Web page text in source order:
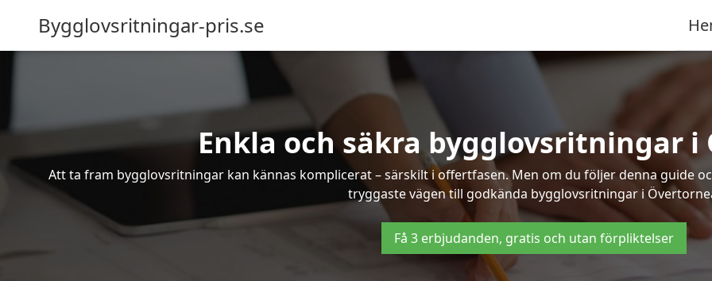
Bygglovsritningar-pris.se
Enkla och säkra bygglovsritningar i
Att ta fram bygglovsritningar kan kännas komplicerat – särskilt i offertfasen. Men om du följer denna guide
tryggaste vägen till godkända bygglovsritningar i
Få 3 erbjudanden, gratis och utan förpliktelser